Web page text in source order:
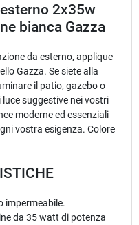
2x35w
bianca Gazza
da esterno, applique
Gazza. Se siete alla
il patio, gazebo o
suggestive nei vostri
moderne ed essenziali
vostra esigenza. Colore
impermeabile.
da 35 watt di potenza